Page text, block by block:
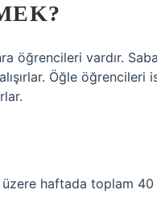
öğrencileri vardır.
Öğle öğrencileri
haftada toplam 40